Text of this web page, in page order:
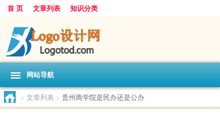
首 页 文章列表 知识分类
网站导航
> 文章列表 > 贵州商学院是民办还是公办